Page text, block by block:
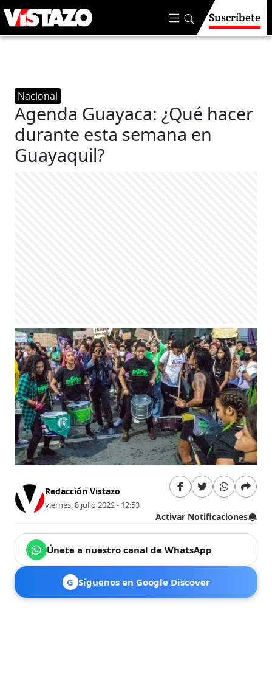
Suscríbete
Nacional
Agenda Guayaca: ¿Qué hacer
durante esta semana en
Guayaquil?
Redacción Vistazo
viernes, 8 julio 2022 - 12:53
Activar Notificaciones
Únete a nuestro canal de WhatsApp
G Síguenos en Google Discover